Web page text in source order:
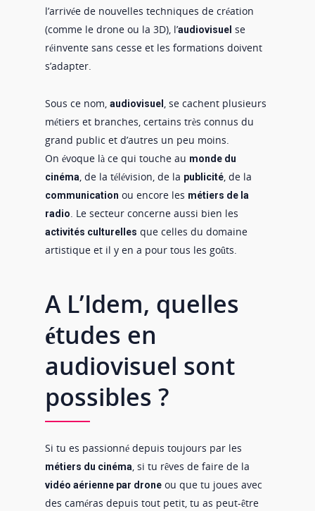
l’arrivée de nouvelles techniques de création
(comme le drone ou la 3D), l’audiovisuel se
réinvente sans cesse et les formations doivent
s’adapter.
Sous ce nom, audiovisuel , se cachent plusieurs
métiers et branches, certains très connus du
grand public et d’autres un peu moins.
On évoque là ce qui touche au monde du
cinéma, de la télévision, de la publicité, de la
communication ou encore les métiers de la
radio. Le secteur concerne aussi bien les
activités culturelles que celles du domaine
artistique et il y en a pour tous les goûts.
A L’Idem, quelles
études en
audiovisuel sont
possibles ?
Si tu es passionné depuis toujours par les
métiers du cinéma, si tu rêves de faire de la
vidéo aérienne par drone ou que tu joues avec
des caméras depuis tout petit, tu as peut-être